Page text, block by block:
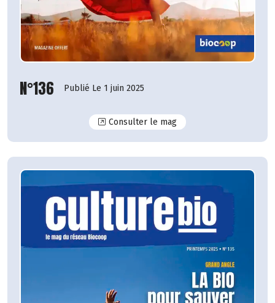
N°136 Publié Le 1 juin 2025
Consulter le magN°136